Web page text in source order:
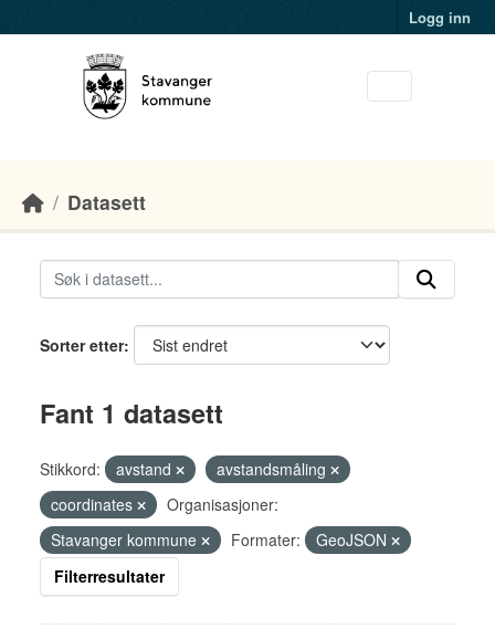
Logg inn
Datasett
Sorter etter
Fant 1 datasett
Stikkord: avstand
avstandsmåling
coordinates
Organisasjoner:
Stavanger kommune
Formater:
GeoJSON
Filterresultater